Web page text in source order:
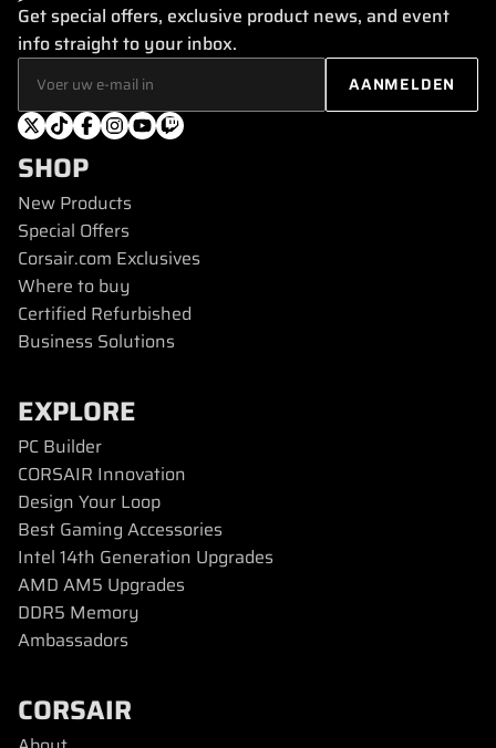
Get special offers, exclusive product news, and event
info straight to your inbox.
SHOP
New Products
Special Offers
Corsair.com Exclusives
Where to buy
Certified Refurbished
Business Solutions
EXPLORE
PC Builder
CORSAIR Innovation
Design Your Loop
Best Gaming Accessories
Intel 14th Generation Upgrades
AMD AM5 Upgrades
DDR5 Memory
Ambassadors
CORSAIR